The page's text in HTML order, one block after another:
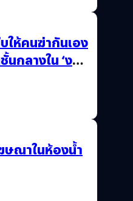
ให้คนฆ่ากันเอง
กลางใน ‘งาน
ษณาในห้องน้ำ